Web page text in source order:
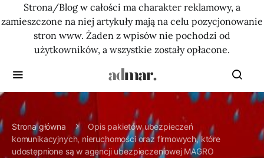
Strona/Blog w całości ma charakter reklamowy, a
zamieszczone na niej artykuły mają na celu pozycjonowanie
stron www. Żaden z wpisów nie pochodzi od
użytkowników, a wszystkie zostały opłacone.
Strona główna
Opis pakietów ubezpieczeń
komunikacyjnych, nieruchomości oraz firmowych, które
udostępnione są w agencji ubezpieczeniowej MAGRO